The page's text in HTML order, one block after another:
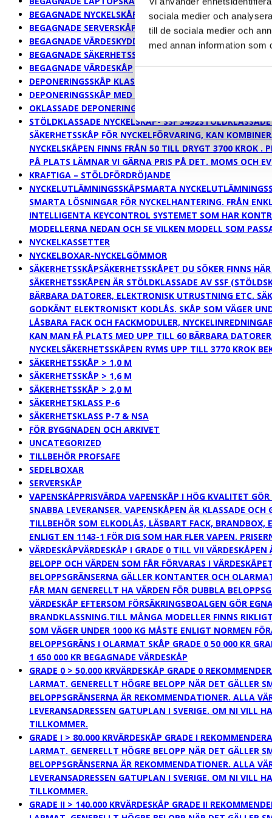
sociala medier och
till de sociala medier och
med annan information som
BEGAGNADE NYCKELSKÅP
BEGAGNADE SERVERSKÅP
BEGAGNADE VÄRDESKYDDSKÅP
BEGAGNADE SÄKERHETSSKÅP
BEGAGNADE VÄRDESKÅP
DEPONERINGSSKÅP KLASSADE
DEPONERINGSSKÅP MED INNEHÅLLSFÖRSÄKRING
OKLASSADE DEPONERINGSSKÅP
STÖLDKLASSADE NYCKELSKÅP- SSF 3492
SÄKERHETSSKÅP FÖR NYCKELFÖRVARING, KAN
NYCKELSKÅPEN FINNS FRÅN 50 TILL DRYGT 3700 KROK .
PÅ PLATS LÄMNAR VI GÄRNA PRIS PÅ DET. MOMS OCH
KRAFTIGA – STÖLDFÖRDRÖJANDE
NYCKELUTLÄMNINGSSKÅPSMARTA
SMARTA LÖSNINGAR FÖR NYCKELHANTERING. FRÅN
INTELLIGENTA KEYCONTROL SYSTEMET SOM HAR
MODELLERNA NEDAN OCH SE VILKEN MODELL SOM
NYCKELKASSETTER
NYCKELBOXAR-NYCKELGÖMMOR
SÄKERHETSSKÅPSÄKERHETSSKÅPET DU SÖKER FINNS
SÄKERHETSSKÅPEN ÄR STÖLDKLASSADE AV SSF
BÄRBARA DATORER, ELEKTRONISK UTRUSTNING ETC.
GODKÄNT ELEKTRONISKT KODLÅS. SKÅP SOM VÄGER
LÅSBARA FACK OCH FACKMODULER,
KAN MAN FÅ PLATS MED UPP TILL 60 BÄRBARA
NYCKELSÄKERHETSSKÅPEN RYMS UPP TILL 3770 KROK
SÄKERHETSSKÅP > 1,0 M
SÄKERHETSSKÅP > 1,6 M
SÄKERHETSSKÅP > 2,0 M
SÄKERHETSKLASS P-6
SÄKERHETSKLASS P-7 & NSA
FÖR BYGGNADEN OCH ARKIVET
UNCATEGORIZED
TILLBEHÖR PROFSAFE
SEDELBOXAR
SERVERSKÅP
VAPENSKÅPPRISVÄRDA VAPENSKÅP I HÖG KVALITET
SNABBA LEVERANSER. VAPENSKÅPEN ÄR KLASSADE
TILLBEHÖR SOM ELKODLÅS, LÄSBART FACK,
ENLIGT EN 1143-1 FÖR DIG SOM HAR FLER VAPEN.
VÄRDESKÅPVÄRDESKÅP I GRADE 0 TILL VII
BELOPP OCH VÄRDEN SOM FÅR FÖRVARAS I
BELOPPSGRÄNSERNA GÄLLER KONTANTER OCH
FÅR MAN GENERELLT HA VÄRDEN FÖR DUBBLA
VÄRDESKÅP EFTERSOM FÖRSÄKRINGSBOALGEN GÖR
BRANDKLASSNING.TILL MÅNGA MODELLER FINNS
SOM VÄGER UNDER 1000 KG MÅSTE ENLIGT NORMEN
BELOPPSGRÄNS I OLARMAT SKÅP GRADE 0 50 000 KR
1 650 000 KR BEGAGNADE VÄRDESKÅP
GRADE 0 > 50.000 KRVÄRDESKÅP GRADE 0
LARMAT. GENERELLT HÖGRE BELOPP NÄR DET GÄLLER
BELOPPSGRÄNSERNA ÄR REKOMMENDATIONER. ALLA
LEVERANSADRESSEN GATUPLAN I SVERIGE. OM NI VILL
TILLKOMMER.
GRADE I > 80.000 KRVÄRDESKÅP GRADE I
LARMAT. GENERELLT HÖGRE BELOPP NÄR DET GÄLLER
BELOPPSGRÄNSERNA ÄR REKOMMENDATIONER. ALLA
LEVERANSADRESSEN GATUPLAN I SVERIGE. OM NI VILL
TILLKOMMER.
GRADE II > 140.000 KRVÄRDESKÅP GRADE II